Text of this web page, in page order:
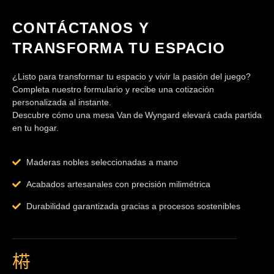
CONTÁCTANOS Y
TRANSFORMA TU ESPACIO
¿Listo para transformar tu espacio y vivir la pasión del juego?
Completa nuestro formulario y recibe una cotización
personalizada al instante.
Descubre cómo una mesa Van de Wyngard elevará cada partida
en tu hogar.
Maderas nobles seleccionadas a mano
Acabados artesanales con precisión milimétrica
Durabilidad garantizada gracias a procesos sostenibles